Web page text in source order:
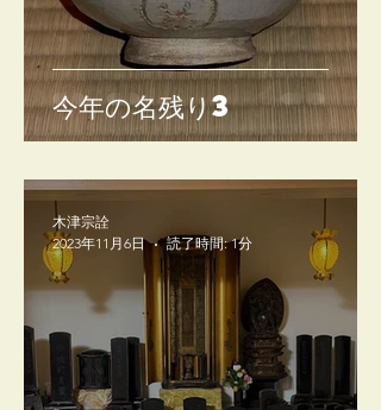
今年の名残り3
木津宗詮
2023年11月6日
読了時間: 1分